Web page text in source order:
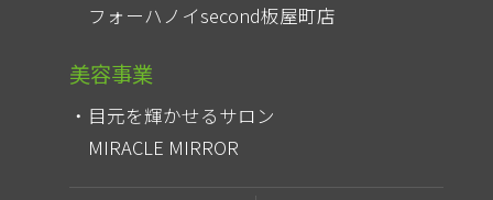
フォーハノイsecond板屋町店
美容事業
目元を輝かせるサロン
MIRACLE MIRROR